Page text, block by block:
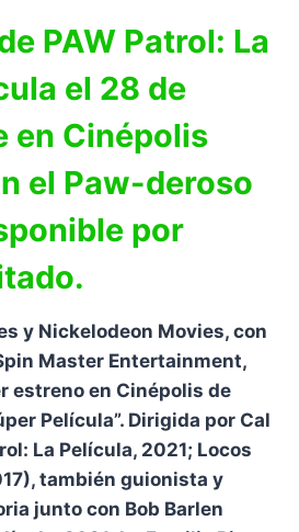
PAW Patrol: La
el 28 de
en Cinépolis
el Paw-deroso
por
y Nickelodeon Movies, con
Master Entertainment,
estreno en Cinépolis de
Película”. Dirigida por Cal
La Película, 2021; Locos
también guionista y
junto con Bob Barlen